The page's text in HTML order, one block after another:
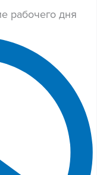
рабочего дня